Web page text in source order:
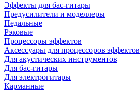
Эффекты для бас-гитары
Предусилители и моделлеры
Педальные
Рэковые
Процессоры эффектов
Аксессуары для процессоров эффектов
Для акустических инструментов
Для бас-гитары
Для электрогитары
Карманные